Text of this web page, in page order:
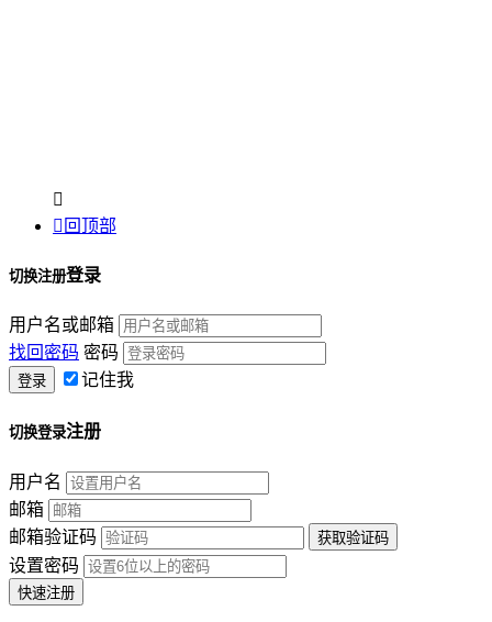

 回顶部
切换注册登录
用户名或邮箱
找回密码 密码
记住我
切换登录注册
用户名
邮箱
邮箱验证码
设置密码